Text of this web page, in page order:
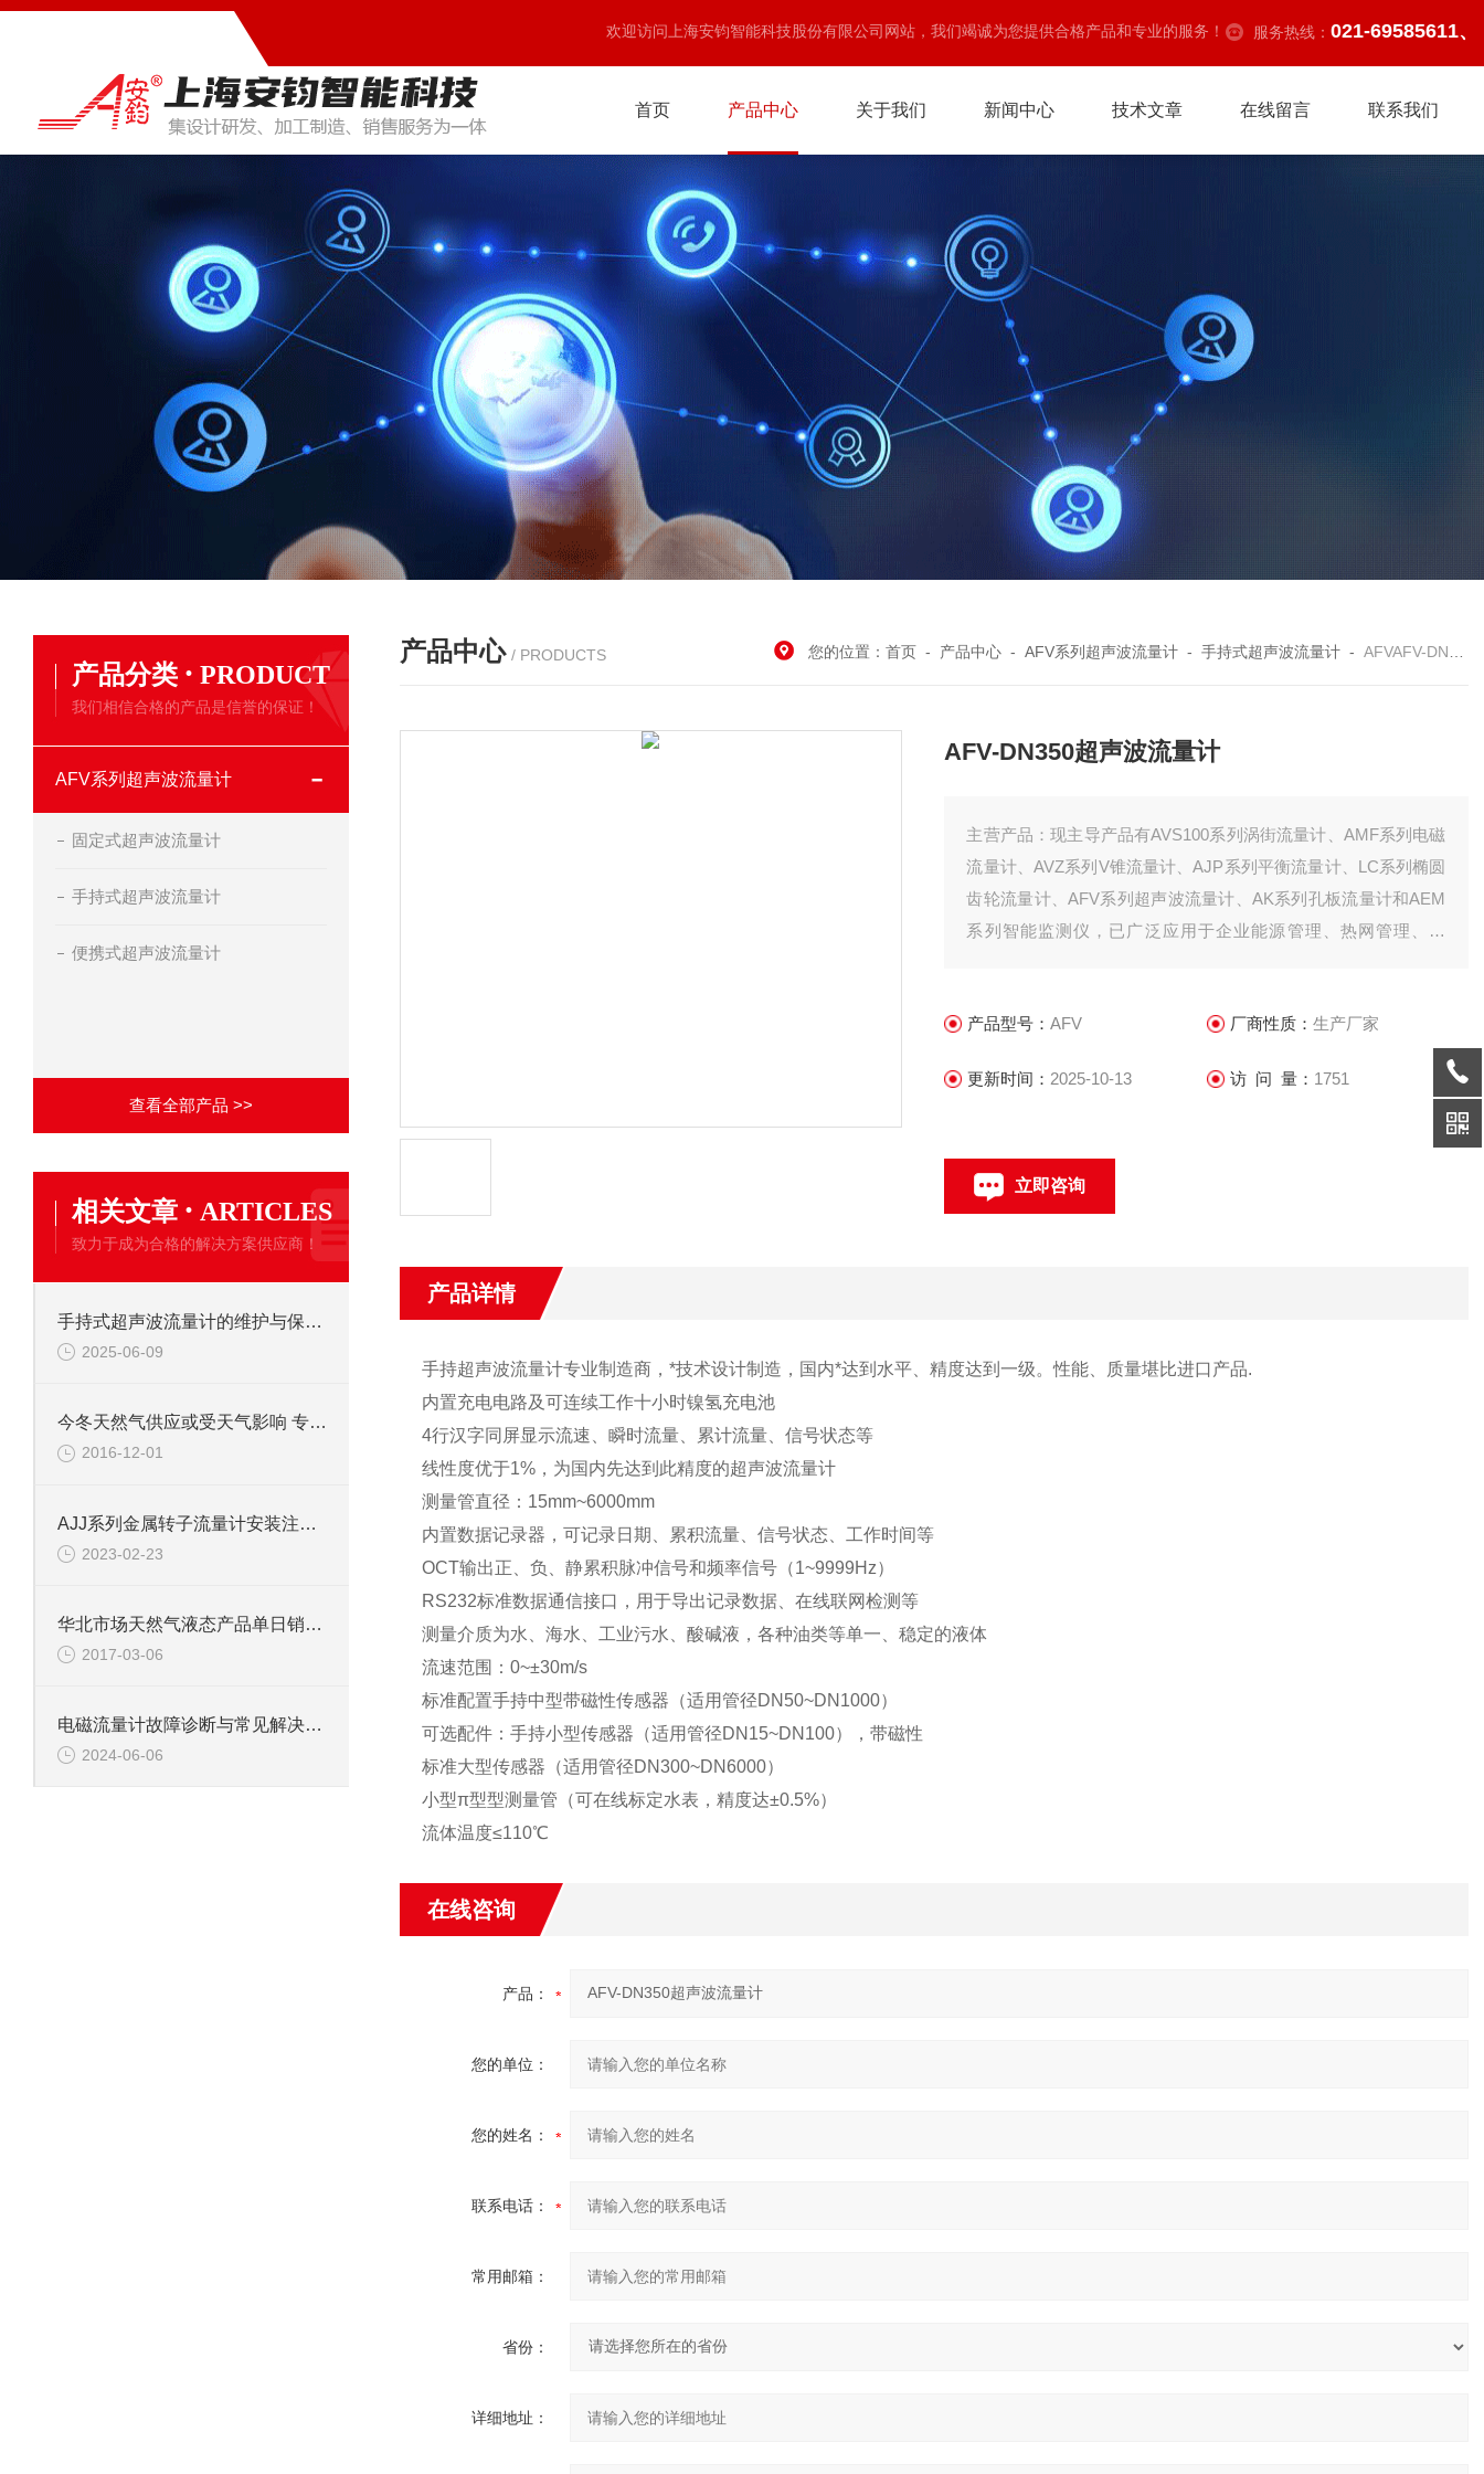
欢迎访问上海安钧智能科技股份有限公司网站，我们竭诚为您提供合格产品和专业的服务！ 服务热线： 021-69585611、
首页 产品中心 关于我们 新闻中心 技术文章 在线留言 联系我们
产品分类 · PRODUCT
我们相信合格的产品是信誉的保证！
AFV系列超声波流量计
固定式超声波流量计
手持式超声波流量计
便携式超声波流量计
查看全部产品 >>
相关文章 · ARTICLES
致力于成为合格的解决方案供应商！
手持式超声波流量计的维护与保养方法
2025-06-09
今冬天然气供应或受天气影响 专家预期价格将现波动
2016-12-01
AJJ系列金属转子流量计安装注意事项
2023-02-23
华北市场天然气液态产品单日销量突破200车
2017-03-06
电磁流量计故障诊断与常见解决方法
2024-06-06
产品中心 / PRODUCTS 您的位置：首页 - 产品中心 -AFV系列超声波流量计 -手持式超声波流量计 -AFVAFV-DN350超声波流量计
AFV-DN350超声波流量计
主营产品：现主导产品有AVS100系列涡街流量计、AMF系列电磁
流量计、AVZ系列V锥流量计、AJP系列平衡流量计、LC系列椭圆
齿轮流量计、AFV系列超声波流量计、AK系列孔板流量计和AEM
系列智能监测仪，已广泛应用于企业能源管理、热网管理、环
产品型号：AFV 厂商性质： 生产厂家
更新时间： 2025-10-13 访 问 量： 1751
立即咨询
产品详情
手持超声波流量计专业制造商，*技术设计制造，国内*达到水平、精度达到一级。性能、质量堪比进口产品.
内置充电电路及可连续工作十小时镍氢充电池
4行汉字同屏显示流速、瞬时流量、累计流量、信号状态等
线性度优于1%，为国内先达到此精度的超声波流量计
测量管直径：15mm~6000mm
内置数据记录器，可记录日期、累积流量、信号状态、工作时间等
OCT输出正、负、静累积脉冲信号和频率信号（1~9999Hz）
RS232标准数据通信接口，用于导出记录数据、在线联网检测等
测量介质为水、海水、工业污水、酸碱液，各种油类等单一、稳定的液体
流速范围：0~±30m/s
标准配置手持中型带磁性传感器（适用管径DN50~DN1000）
可选配件：手持小型传感器（适用管径DN15~DN100），带磁性
标准大型传感器（适用管径DN300~DN6000）
小型π型型测量管（可在线标定水表，精度达±0.5%）
流体温度≤110℃
在线咨询
产品：
您的单位：
您的姓名：
联系电话：
常用邮箱：
省份：
详细地址：